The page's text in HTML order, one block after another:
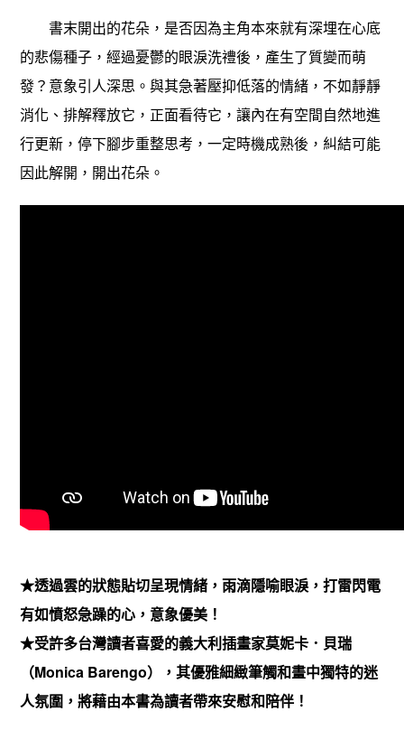
書末開出的花朵，是否因為主角本來就有深埋在心底
的悲傷種子，經過憂鬱的眼淚洗禮後，產生了質變而萌
發？意象引人深思。與其急著壓抑低落的情緒，不如靜靜
消化、排解釋放它，正面看待它，讓內在有空間自然地進
行更新，停下腳步重整思考，一定時機成熟後，糾結可能
因此解開，開出花朵。
★透過雲的狀態貼切呈現情緒，雨滴隱喻眼淚，打雷閃電
有如憤怒急躁的心，意象優美！
★受許多台灣讀者喜愛的義大利插畫家莫妮卡．貝瑞
（Monica Barengo），其優雅細緻筆觸和畫中獨特的迷
人氛圍，將藉由本書為讀者帶來安慰和陪伴！